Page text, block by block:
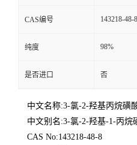
CAS编号 143218-48-8
纯度 98%
是否进口 否
中文名称:3-氯-2-羟基丙烷磺
中文别名:3-氯-2-羟基-1-丙烷
CAS No:143218-48-8